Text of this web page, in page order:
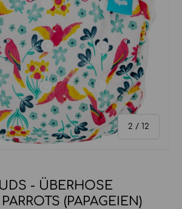
2 / von
12
- ÜBERHOSE
(PAPAGEIEN)